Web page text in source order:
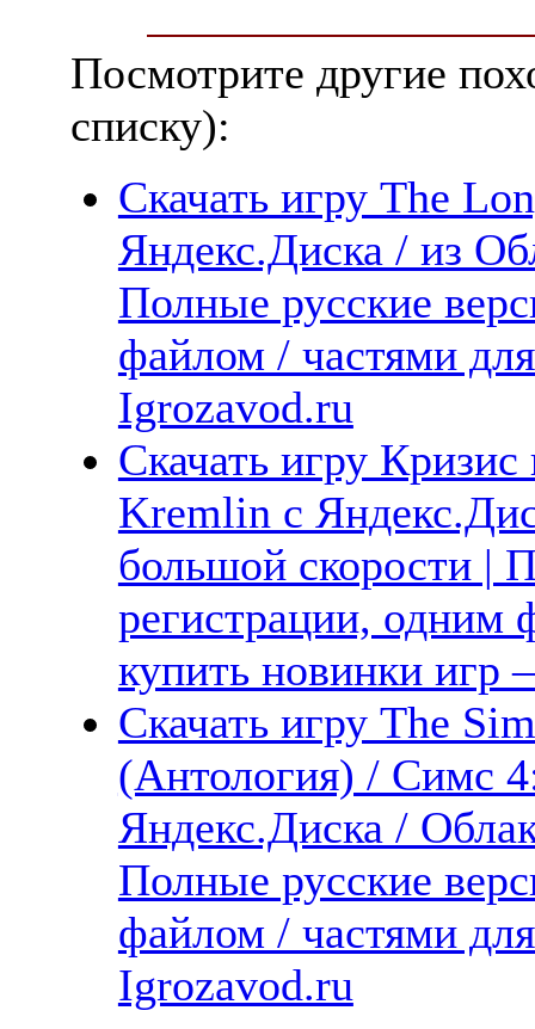
Посмотрите другие
списку):
Скачать игру The
Яндекс.Диска / из
Полные русские
файлом / частями
Igrozavod.ru
Скачать игру
Kremlin с
большой скорости |
регистрации, одним
купить новинки
Скачать игру The
(Антология) / Симс
Яндекс.Диска /
Полные русские
файлом / частями
Igrozavod.ru